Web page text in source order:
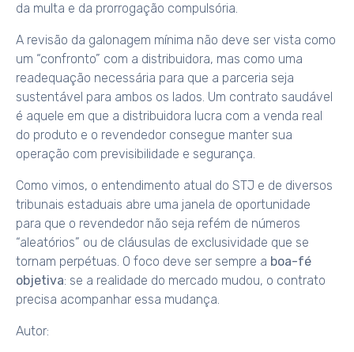
da multa e da prorrogação compulsória.
A revisão da galonagem mínima não deve ser vista como
um “confronto” com a distribuidora, mas como uma
readequação necessária para que a parceria seja
sustentável para ambos os lados. Um contrato saudável
é aquele em que a distribuidora lucra com a venda real
do produto e o revendedor consegue manter sua
operação com previsibilidade e segurança.
Como vimos, o entendimento atual do STJ e de diversos
tribunais estaduais abre uma janela de oportunidade
para que o revendedor não seja refém de números
“aleatórios” ou de cláusulas de exclusividade que se
tornam perpétuas. O foco deve ser sempre a boa-fé
objetiva: se a realidade do mercado mudou, o contrato
precisa acompanhar essa mudança.
Autor: